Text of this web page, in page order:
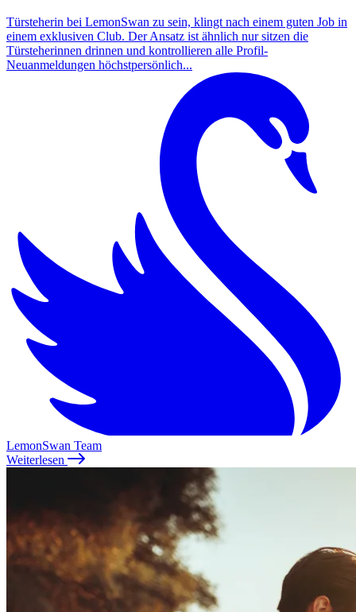
Türsteherin bei LemonSwan zu sein, klingt nach einem guten Job in
einem exklusiven Club. Der Ansatz ist ähnlich nur sitzen die
Türsteherinnen drinnen und kontrollieren alle Profil-
Neuanmeldungen höchstpersönlich...
LemonSwan Team
Weiterlesen